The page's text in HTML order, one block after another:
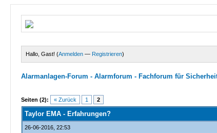
Hallo, Gast! (Anmelden — Registrieren)
Alarmanlagen-Forum - Alarmforum - Fachforum für
Seiten (2): « Zurück 1 2
1 Bewertungen - 2 im Durchschnitt
1
2
3
4
5
Taylor EMA - Erfahrungen?
26-06-2016, 22:53